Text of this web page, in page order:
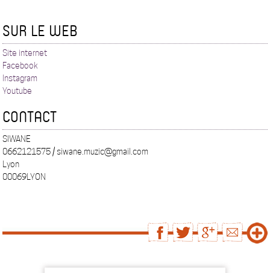
SUR LE WEB
Site internet
Facebook
Instagram
Youtube
CONTACT
SIWANE
0662121575 / siwane.muzic@gmail.com
Lyon
00069LYON